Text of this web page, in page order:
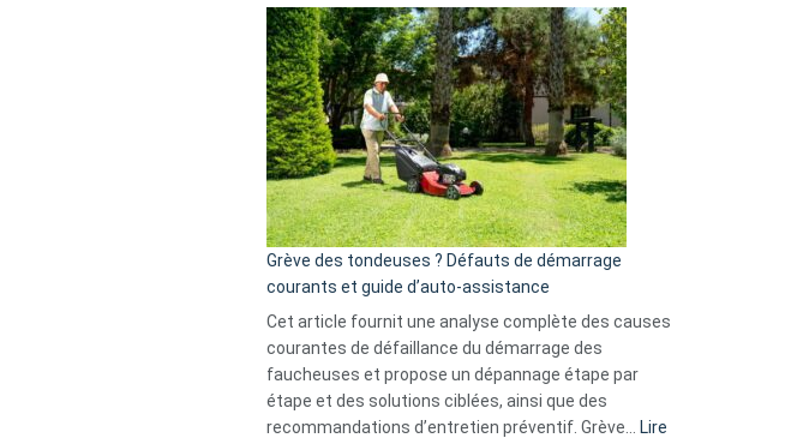
GitHub
choisir
une
caméra
de
surveillance
?
5
avantages
essentiels
de
la
S330
eufy
Grève des tondeuses ? Défauts de démarrage
courants et guide d’auto-assistance
Cet article fournit une analyse complète des causes
courantes de défaillance du démarrage des
faucheuses et propose un dépannage étape par
étape et des solutions ciblées, ainsi que des
recommandations d’entretien préventif. Grève…
Lire